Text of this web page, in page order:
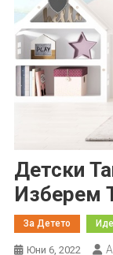
Детски
Изберем
За Детето
Юни 6, 2022